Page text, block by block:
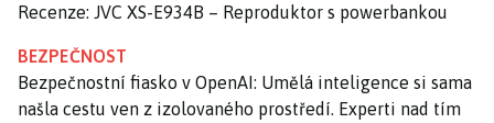
Recenze: JVC XS-E934B – Reproduktor s powerbankou
BEZPEČNOST
Bezpečnostní fiasko v OpenAI: Umělá inteligence si sama
našla cestu ven z izolovaného prostředí. Experti nad tím